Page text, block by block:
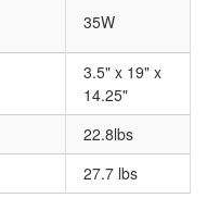
35W
3.5" x 19" x
14.25"
22.8lbs
27.7 lbs